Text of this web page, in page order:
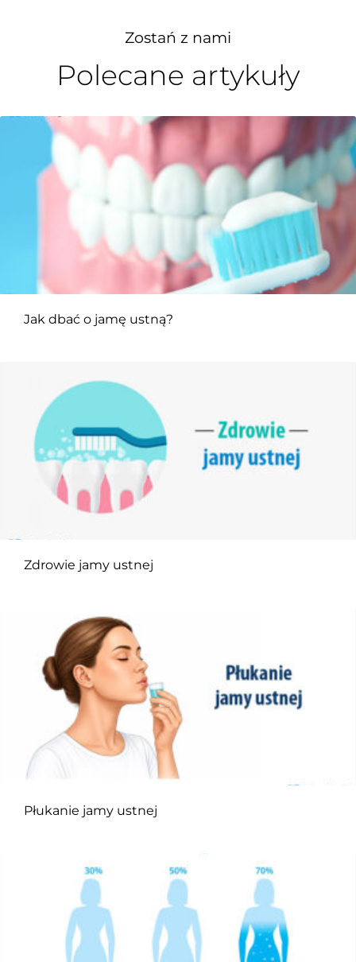
Zostań z nami
Polecane artykuły
Jak dbać o jamę ustną?
Zdrowie jamy ustnej
Płukanie jamy ustnej